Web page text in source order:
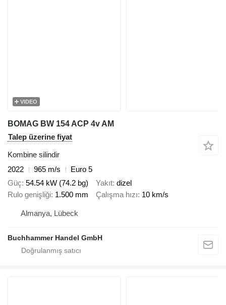
VIDEO
BOMAG BW 154 ACP 4v AM
Talep üzerine fiyat
Kombine silindir
2022
965 m/s
Euro 5
Güç 54.54 kW (74.2 bg) Yakıt dizel
Rulo genişliği 1.500 mm Çalışma hızı 10 km/s
Almanya, Lübeck
Buchhammer Handel GmbH